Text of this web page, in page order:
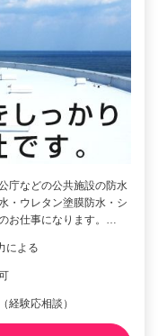
庁などの公共施設の防水
・ウレタン塗膜防水・シ
お仕事になります。…
による
経験応相談）